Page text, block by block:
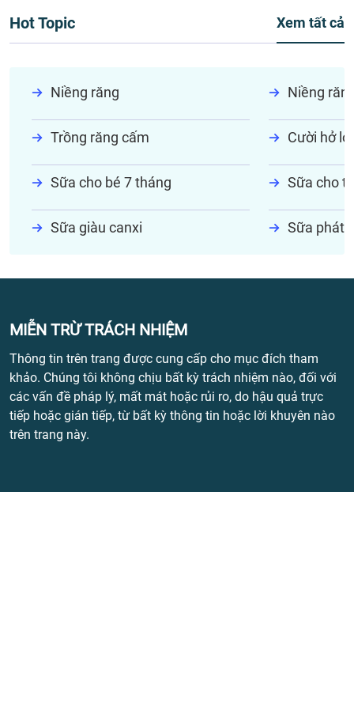
Hot Topic Xem tất cả
Niềng răng Niềng
Trồng răng cấm Cười hở lợi
Sữa cho bé 7 tháng Sữa cho
Sữa giàu canxi Sữa phát
MIỄN TRỪ TRÁCH NHIỆM
Thông tin trên trang được cung cấp cho mục đích tham
khảo. Chúng tôi không chịu bất kỳ trách nhiệm nào, đối với
các vấn đề pháp lý, mất mát hoặc rủi ro, do hậu quả trực
tiếp hoặc gián tiếp, từ bất kỳ thông tin hoặc lời khuyên nào
trên trang này.